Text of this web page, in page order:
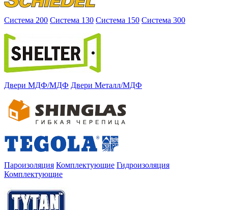
Система 200 Система 130 Система 150 Система 300
Двери МДФ/МДФ Двери Металл/МДФ
Пароизоляция Комплектующие Гидроизоляция
Комплектующие